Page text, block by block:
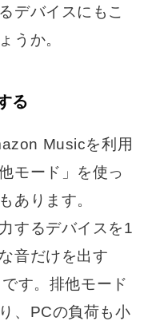
デバイスにもこ
うか。
る
Musicを利用
モード」を使っ
あります。
するデバイスを1
音だけを出す
す。排他モード
、PCの負荷も小